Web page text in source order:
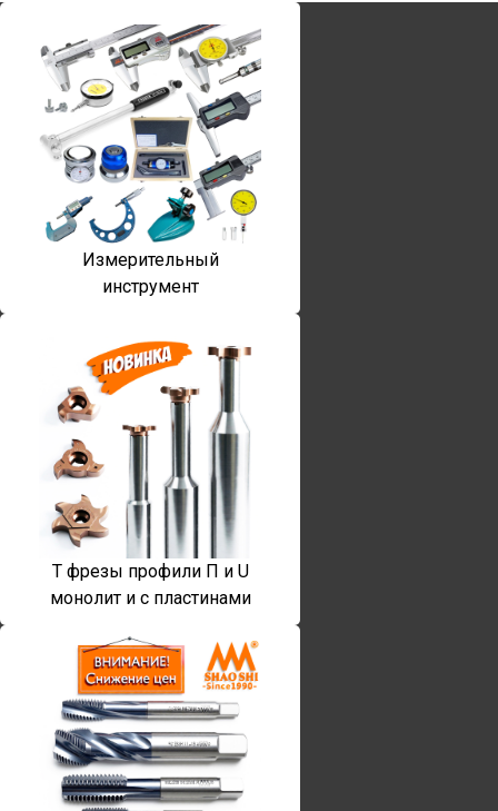
Измерительный
инструмент
T фрезы профили П и U
монолит и с пластинами